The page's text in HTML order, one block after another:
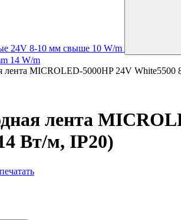
24V 8-10 мм свыше 10 W/m
14 W/m
лента MICROLED-5000HP 24V
лента
Вт/м, IP20)